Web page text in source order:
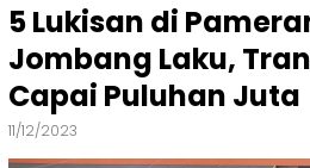
5 Lukisan di
Jombang Laku,
Capai Puluhan Juta
11/12/2023